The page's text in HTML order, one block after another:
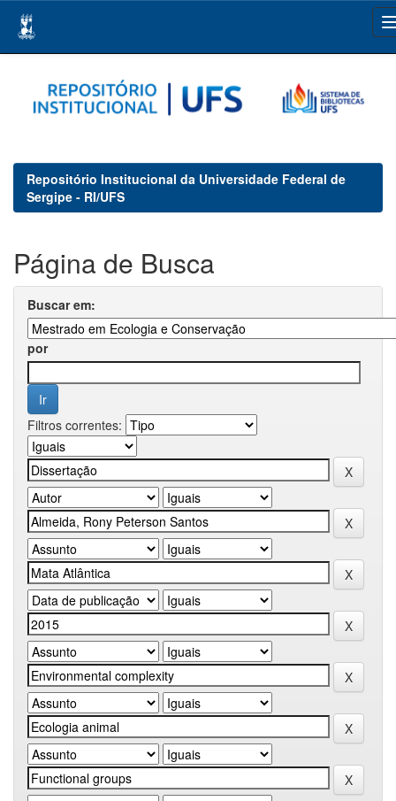
navigation
Repositório Institucional da Universidade Federal de
Sergipe - RI/UFS
Página de Busca
Buscar em:
por
Filtros correntes: